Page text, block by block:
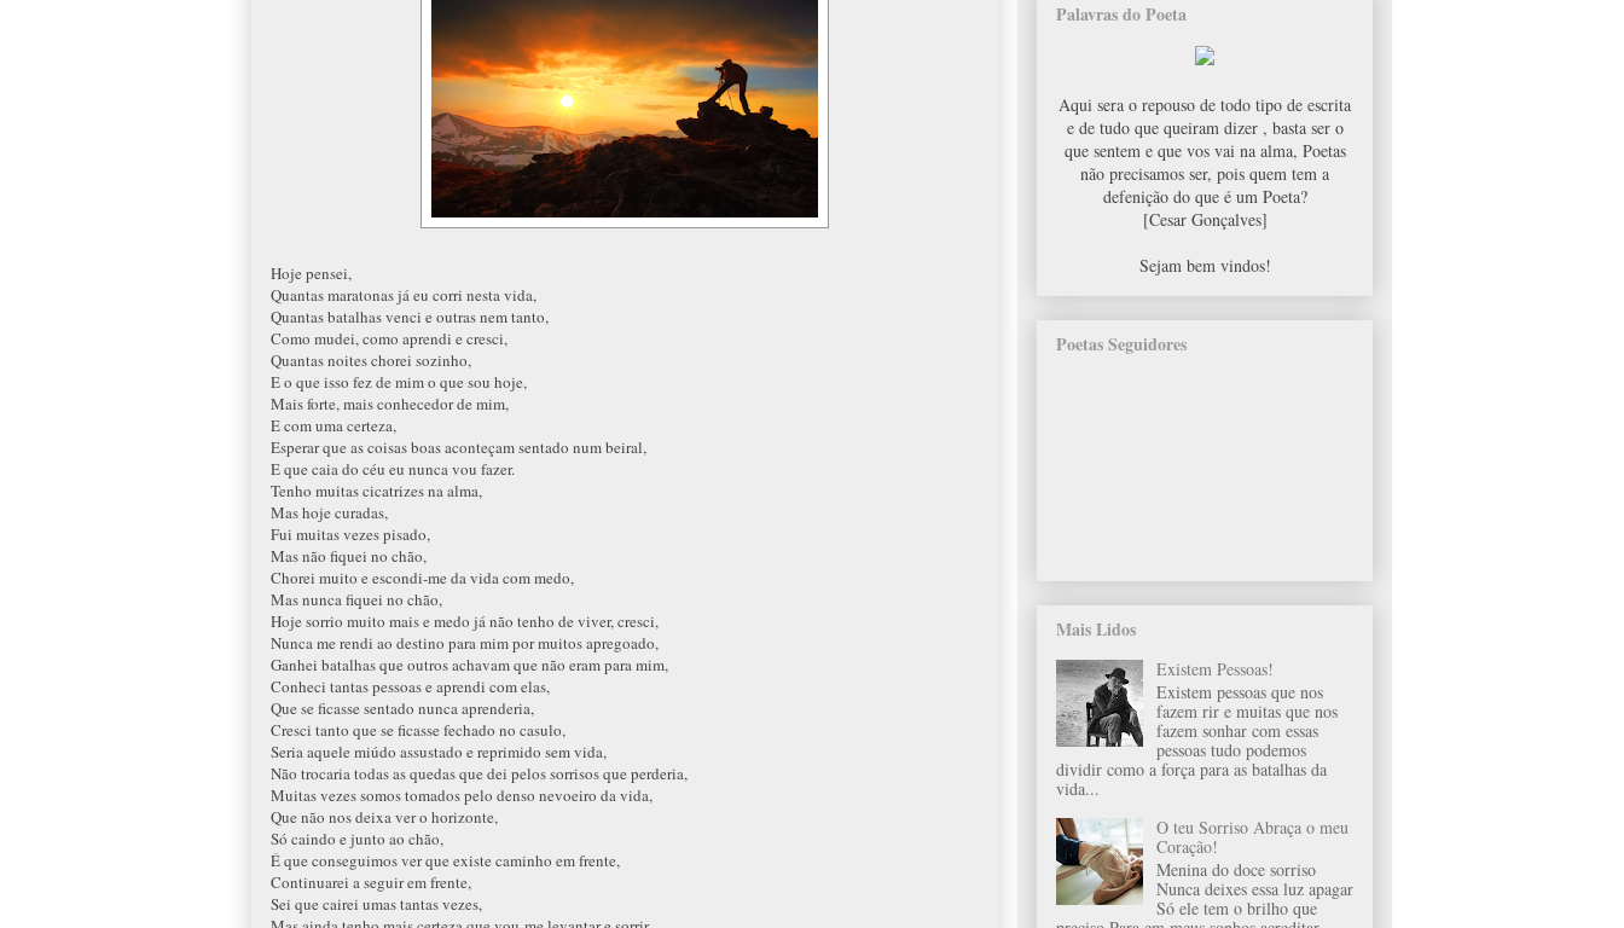
Hoje pensei,
Quantas maratonas já eu corri nesta vida,
Quantas batalhas venci e outras nem tanto,
Como mudei, como aprendi e cresci,
Quantas noites chorei sozinho,
E o que isso fez de mim o que sou hoje,
Mais forte, mais conhecedor de mim,
E com uma certeza,
Esperar que as coisas boas aconteçam sentado num beiral,
E que caia do céu eu nunca vou fazer.
Tenho muitas cicatrizes na alma,
Mas hoje curadas,
Fui muitas vezes pisado,
Mas não fiquei no chão,
Chorei muito e escondi-me da vida com medo,
Mas nunca fiquei no chão,
Hoje sorrio muito mais e medo já não tenho de viver, cresci,
Nunca me rendi ao destino para mim por muitos apregoado,
Ganhei batalhas que outros achavam que não eram para mim,
Conheci tantas pessoas e aprendi com elas,
Que se ficasse sentado nunca aprenderia,
Cresci tanto que se ficasse fechado no casulo,
Seria aquele miúdo assustado e reprimido sem vida,
Não trocaria todas as quedas que dei pelos sorrisos que perderia,
Muitas vezes somos tomados pelo denso nevoeiro da vida,
Que não nos deixa ver o horizonte,
Só caindo e junto ao chão,
É que conseguimos ver que existe caminho em frente,
Continuarei a seguir em frente,
Sei que cairei umas tantas vezes,
Palavras do Poeta
Aqui sera o repouso de todo tipo de escrita
e de tudo que queiram dizer , basta ser o
que sentem e que vos vai na alma, Poetas
não precisamos ser, pois quem tem a
defenição do que é um Poeta?
[Cesar Gonçalves]
Sejam bem vindos!
Poetas Seguidores
Mais Lidos
Existem Pessoas!
Existem pessoas que nos
fazem rir e muitas que nos
fazem sonhar com essas
pessoas tudo podemos
dividir como a força para as batalhas da
vida...
O teu Sorriso Abraça o meu
Coração!
Menina do doce sorriso
Nunca deixes essa luz apagar
Só ele tem o brilho que